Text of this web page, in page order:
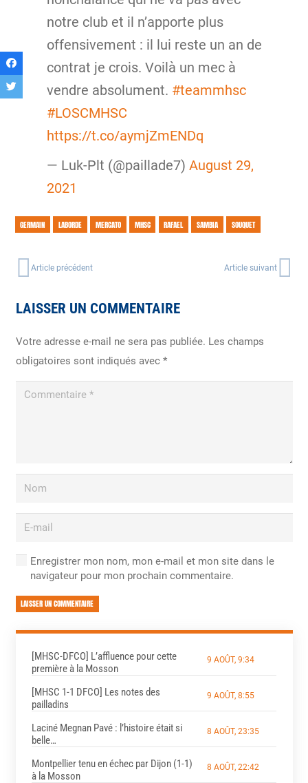
notre club et il n’apporte plus
offensivement : il lui reste un an de
contrat je crois. Voilà un mec à
vendre absolument. #teammhsc
#LOSCMHSC
https://t.co/aymjZmENDq
— Luk-Plt (@paillade7) August 29,
2021
GERMAIN LABORDE MERCATO MHSC RAFAEL SAMBIA SOUQUET
Article précédent Article suivant
LAISSER UN COMMENTAIRE
Votre adresse e-mail ne sera pas publiée. Les champs
obligatoires sont indiqués avec *
Enregistrer mon nom, mon e-mail et mon site dans le
navigateur pour mon prochain commentaire.
LAISSER UN COMMENTAIRE
[MHSC-DFCO] L’affluence pour cette
première à la Mosson
9 AOÛT, 9:34
[MHSC 1-1 DFCO] Les notes des
pailladins
9 AOÛT, 8:55
Laciné Megnan Pavé : l’histoire était si
belle…
8 AOÛT, 23:35
Montpellier tenu en échec par Dijon (1-1)
à la Mosson
8 AOÛT, 22:42